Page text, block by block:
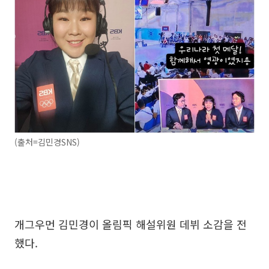
(출처=김민경SNS)
개그우먼 김민경이 올림픽 해설위원 데뷔 소감을 전
했다.